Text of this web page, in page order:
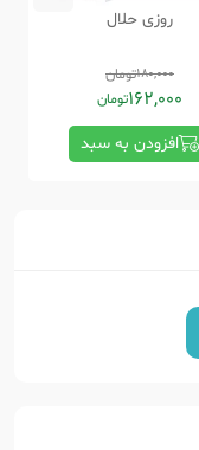
روزی حلال
180,000تومان
162,000تومان
افزودن به سبد